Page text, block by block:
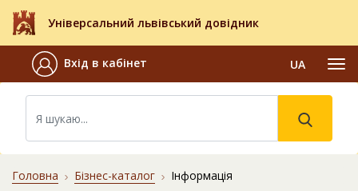
Універсальний львівський довідник
Вхід в кабінет UA
Головна Бізнес-каталог Інформація